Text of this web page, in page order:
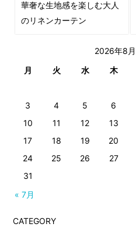
華奢な生地感を楽しむ大人
のリネンカーテン
2026年8月
月
火 水 木
« 7月
3
4 5 6
10
11 12 13
17
18 19 20
24
25 26 27
31
CATEGORY